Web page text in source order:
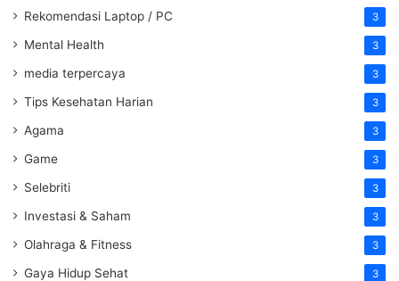
Rekomendasi Laptop / PC 3
Mental Health 3
media terpercaya 3
Tips Kesehatan Harian 3
Agama 3
Game 3
Selebriti 3
Investasi & Saham 3
Olahraga & Fitness 3
Gaya Hidup Sehat 3